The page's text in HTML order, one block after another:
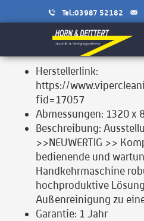
Tel.:03987 52182
Herstellerlink:
https://
fid=17057
Abmessungen: 1320 x
Beschreibung:
>>NEUWERTIG >>
bedienende und
Handkehrmaschine
hochproduktive
Außenreinigung zu
Garantie: 1 Jahr